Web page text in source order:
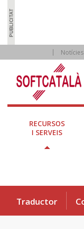
Notícies
RECURSOS
I SERVEIS
Traductor